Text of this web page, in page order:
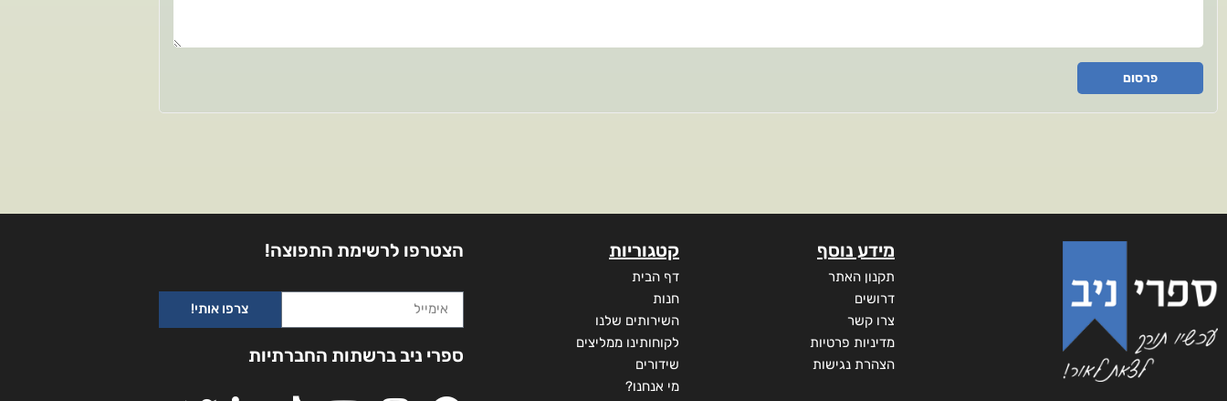
פרסום
מידע נוסף
תקנון האתר
דרושים
צרו קשר
מדיניות פרטיות
הצהרת נגישות
קטגוריות
דף הבית
חנות
השירותים שלנו
לקוחותינו ממליצים
שידורים
מי אנחנו?
הצטרפו לרשימת התפוצה!
צרפו אותי!
ספרי ניב ברשתות החברתיות